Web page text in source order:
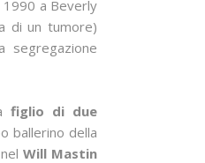
a Beverly
di un tumore)
segregazione
figlio di due
ballerino della
Will Mastin